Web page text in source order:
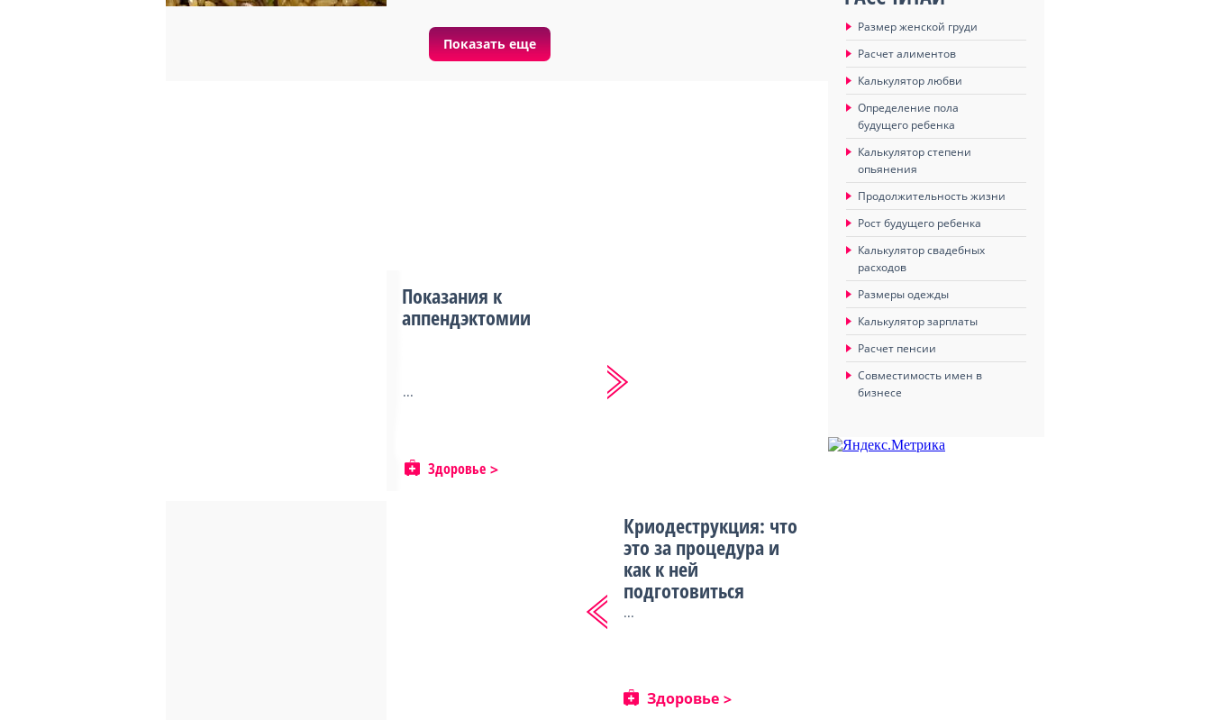
Показать еще
Показания к
аппендэктомии
...
Здоровье
Криодеструкция: что
это за процедура и
как к ней
подготовиться
...
Здоровье
Размер женской груди
Расчет алиментов
Калькулятор любви
Определение пола
будущего ребенка
Калькулятор степени
опьянения
Продолжительность жизни
Рост будущего ребенка
Калькулятор свадебных
расходов
Размеры одежды
Калькулятор зарплаты
Расчет пенсии
Совместимость имен в
бизнесе